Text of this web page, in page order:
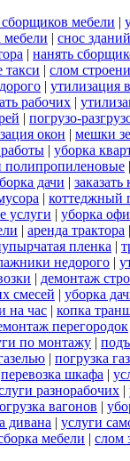
сборщиков мебели |
мебели | снос зданий
| нанять
такси | слом
| утилизация
рабочих |
| погрузо-
окон | мешки
| уборка
дачи |
| коттеджный
услуги | уборка
| аренда трактора
пленка |
недорого |
| демонтаж
смесей | уборка
на час | копка
перегородок
по монтажу |
| погрузка
перевозка шкафа |
разнорабочих |
вагонов |
дивана | услуги
мебели | слом